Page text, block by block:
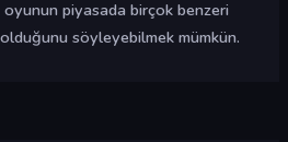
oyunun piyasada birçok benzeri
söyleyebilmek mümkün.